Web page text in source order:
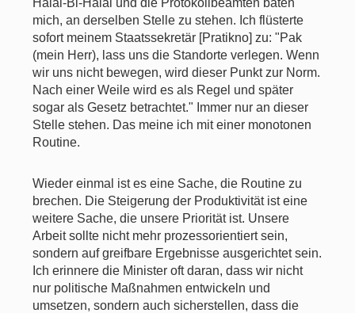
mich, an derselben Stelle zu stehen. Ich flüsterte
sofort meinem Staatssekretär [Pratikno] zu: "Pak
(mein Herr), lass uns die Standorte verlegen. Wenn
wir uns nicht bewegen, wird dieser Punkt zur Norm.
Nach einer Weile wird es als Regel und später
sogar als Gesetz betrachtet." Immer nur an dieser
Stelle stehen. Das meine ich mit einer monotonen
Routine.
Wieder einmal ist es eine Sache, die Routine zu
brechen. Die Steigerung der Produktivität ist eine
weitere Sache, die unsere Priorität ist. Unsere
Arbeit sollte nicht mehr prozessorientiert sein,
sondern auf greifbare Ergebnisse ausgerichtet sein.
Ich erinnere die Minister oft daran, dass wir nicht
nur politische Maßnahmen entwickeln und
umsetzen, sondern auch sicherstellen, dass die